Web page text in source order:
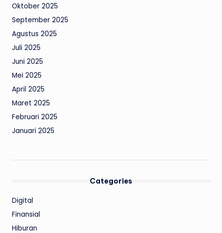
Oktober 2025
September 2025
Agustus 2025
Juli 2025
Juni 2025
Mei 2025
April 2025
Maret 2025
Februari 2025
Januari 2025
Categories
Digital
Finansial
Hiburan